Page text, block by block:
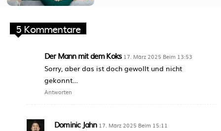
5 Kommentare
Der Mann mit dem Koks 17. März 2025 Beim 13:53
Sorry, aber das ist doch gewollt und nicht
gekonnt…
Antworten
Dominic Jahn 17. März 2025 Beim 15:11